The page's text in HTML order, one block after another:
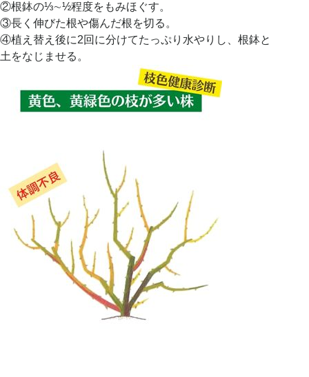
②根鉢の⅓∼½程度をもみほぐす。
③長く伸びた根や傷んだ根を切る。
④植え替え後に2回に分けてたっぷり水やりし、根鉢と
土をなじませる。